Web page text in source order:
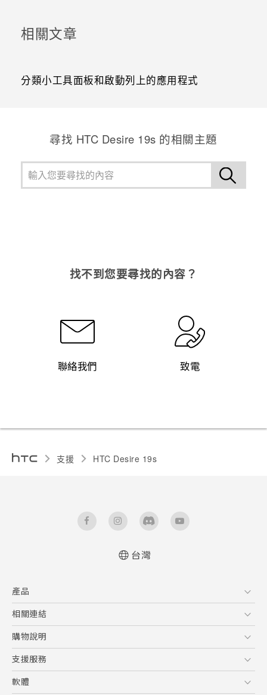
相關文章
分類小工具面板和啟動列上的應用程式
尋找 ‎HTC Desire 19s 的相關主題
找不到您要尋找的內容？
聯絡我們 致電
支援 ‎HTC Desire 19s‎
User manual
台灣
產品
5G
智慧型手機
配件
相關連結
HTC Research
購物說明
購物須知
訂單管理
支援服務
到府收送維修服務
軟體